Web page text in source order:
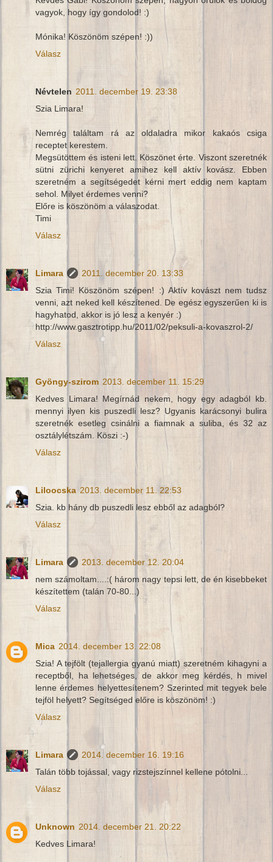
vagyok, hogy így gondolod! :)
Mónika! Köszönöm szépen! :))
Válasz
Névtelen 2011. december 19. 23:38
Szia Limara!
Nemrég találtam rá az oldaladra mikor kakaós csiga
receptet kerestem.
Megsütöttem és isteni lett. Köszönet érte. Viszont szeretnék
sütni zürichi kenyeret amihez kell aktív kovász. Ebben
szeretném a segítségedet kérni mert eddig nem kaptam
sehol. Milyet érdemes venni?
Előre is köszönöm a válaszodat.
Timi
Válasz
Limara
2011. december 20. 13:33
Szia Timi! Köszönöm szépen! :) Aktív kovászt nem tudsz
venni, azt neked kell készítened. De egész egyszerűen ki is
hagyhatod, akkor is jó lesz a kenyér :)
http://www.gasztrotipp.hu/2011/02/peksuli-a-kovaszrol-2/
Válasz
Gyöngy-szirom 2013. december 11. 15:29
Kedves Limara! Megírnád nekem, hogy egy adagból kb.
mennyi ilyen kis puszedli lesz? Ugyanis karácsonyi bulira
szeretnék esetleg csinálni a fiamnak a suliba, és 32 az
osztálylétszám. Köszi :-)
Válasz
Liloocska 2013. december 11. 22:53
Szia. kb hány db puszedli lesz ebből az adagból?
Válasz
Limara
2013. december 12. 20:04
nem számoltam....:( három nagy tepsi lett, de én kisebbeket
készítettem (talán 70-80...)
Válasz
Mica 2014. december 13. 22:08
Szia! A tejfölt (tejallergia gyanú miatt) szeretném kihagyni a
receptből, ha lehetséges, de akkor meg kérdés, h mivel
lenne érdemes helyettesítenem? Szerinted mit tegyek bele
tejföl helyett? Segítséged előre is köszönöm! :)
Válasz
Limara
2014. december 16. 19:16
Talán több tojással, vagy rizstejszínnel kellene pótolni...
Válasz
Unknown 2014. december 21. 20:22
Kedves Limara!